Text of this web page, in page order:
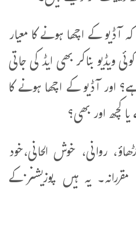
آڈیو کے اچھا ہونے کا معیار
ویڈیو بناکر بھی ایڈ کی جاتی
اور آڈیو کے اچھا ہونے کا
کچھ اور بھی؟
روانی، خوش الحانی،خود
یہ ہیں پوزیشنز کے